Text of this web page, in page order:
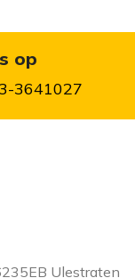
op
3641027
Ulestraten